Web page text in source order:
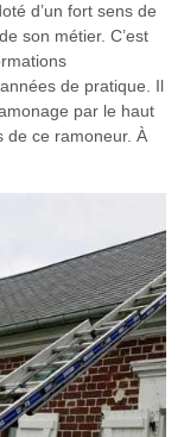
d’un fort sens de
son métier. C’est
de pratique. Il
par le haut
de ce ramoneur. À